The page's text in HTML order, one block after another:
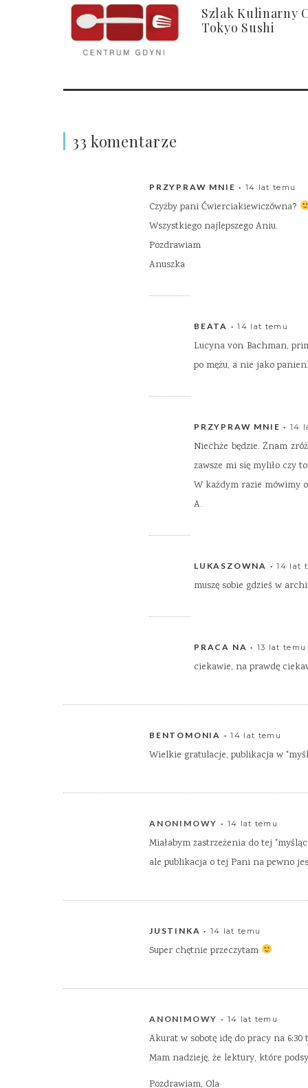
Szlak Kulinarny
Tokyo Sushi
33 komentarze
PRZYPRAW MNIE 14 lat temu
Czyżby pani Ćwierciakiewiczówna?
Wszystkiego najlepszego Aniu.
Pozdrawiam
Anuszka
BEATA 14 lat temu
Lucyna von Bachman,
po mężu, a nie jako
PRZYPRAW MNIE 14
Niechże będzie. Znam
zawsze mi się myliło czy
W każdym razie mówimy
A.
LUKASZOWNA 14 lat
muszę sobie gdzieś w
PRACA NA 13 lat temu
ciekawie, na prawdę
BENTOMONIA 14 lat temu
Wielkie gratulacje, publikacja w
ANONIMOWY 14 lat temu
Miałabym zastrzeżenia do tej
ale publikacja o tej Pani na pewno
JUSTINKA 14 lat temu
Super chętnie przeczytam
ANONIMOWY 14 lat temu
Akurat w sobotę idę do pracy na 6:30
Mam nadzieję, że lektury, które
Pozdrawiam, Ola